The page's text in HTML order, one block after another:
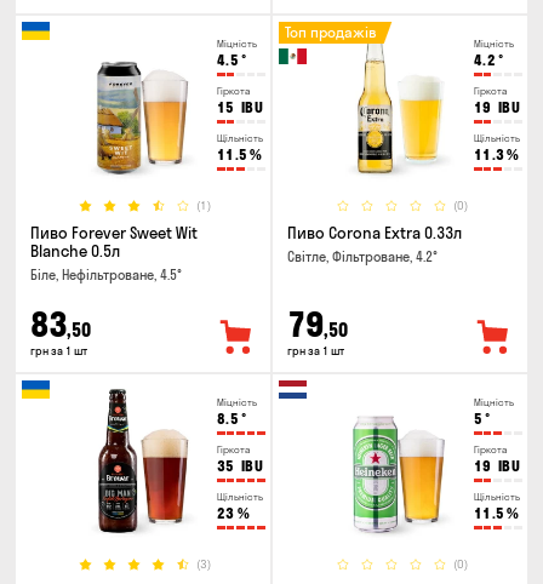
Міцність
4.5 °
Гіркота
15 IBU
Щільність
11.5 %
(1)
Пиво Forever Sweet Wit
Blanche 0.5л
Біле, Нефільтроване, 4.5°
83,50
грн за 1 шт
Міцність
4.2 °
Гіркота
19 IBU
Щільність
11.3%
(0)
Топ продажів
Пиво Corona Extra 0.33л
Світле, Фільтроване, 4.2°
79,50
грн за 1 шт
Міцність
8.5 °
Гіркота
35 IBU
Щільність
23 %
(3)
Міцність
5 °
Гіркота
19 IBU
Щільність
11.5 %
(0)